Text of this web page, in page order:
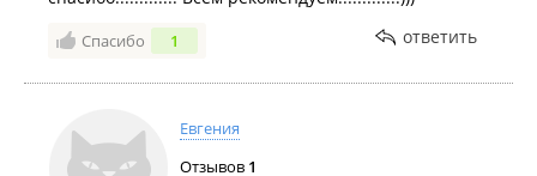
Спасибо 1 ответить
Евгения
Отзывов 1